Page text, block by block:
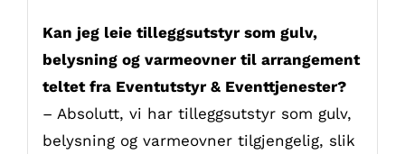
Kan jeg leie tilleggsutstyr som gulv,
belysning og varmeovner til arrangement
teltet fra Eventutstyr & Eventtjenester?
– Absolutt, vi har tilleggsutstyr som gulv,
belysning og varmeovner tilgjengelig, slik